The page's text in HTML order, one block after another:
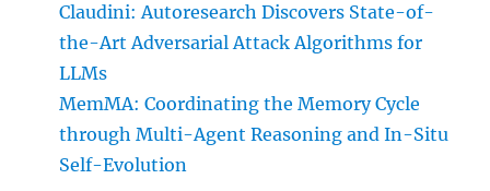
Claudini: Autoresearch Discovers State-of-
the-Art Adversarial Attack Algorithms for
LLMs
MemMA: Coordinating the Memory Cycle
through Multi-Agent Reasoning and In-Situ
Self-Evolution